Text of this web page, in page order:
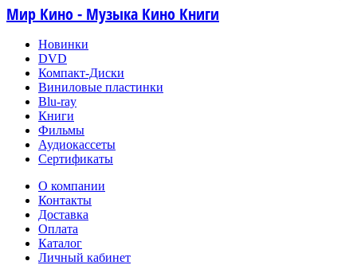
Мир Кино - Музыка Кино Книги
Новинки
DVD
Компакт-Диски
Виниловые пластинки
Blu-ray
Книги
Фильмы
Аудиокассеты
Сертификаты
О компании
Контакты
Доставка
Оплата
Каталог
Личный кабинет